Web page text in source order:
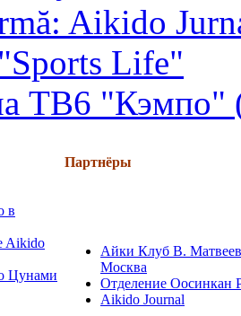
Aikido
Life"
ТВ6 "Кэмпо"
Партнёры
в
Aikido
Цунами
Айки Клуб В.
Москва
Отделение Оосинкан
Aikido Journal